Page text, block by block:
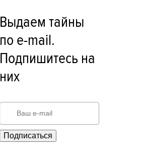
Выдаем тайны
по e-mail.
Подпишитесь на
них
Подписаться